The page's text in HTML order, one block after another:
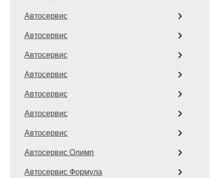
Автосервис
Автосервис
Автосервис
Автосервис
Автосервис
Автосервис
Автосервис
Автосервис Олимп
Автосервис Формула